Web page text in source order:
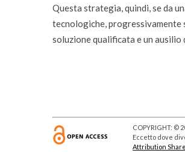
Questa strategia, quindi, se da
tecnologiche, progressivamente
soluzione qualificata e un
COPYRIGHT: ©
Eccetto dove
Attribution